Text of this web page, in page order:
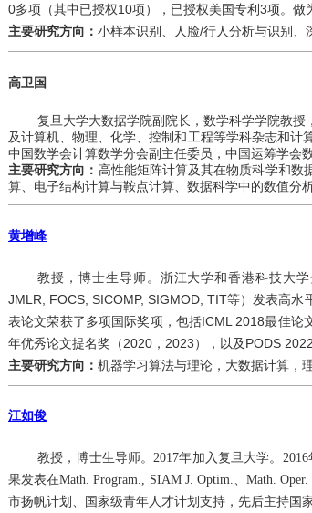
0多项（其中已授权10项），已授权美国专利3项。做
主要研究方向： 小样本识别、人脸/行人分析与识别、
高卫国
复旦大学大数据学院副院长，数学科学学院教
及计算机、物理、化学、控制和工程等学科杂志和计
中国数学会计算数学分会副主任委员，中国运筹学会
主要研究方向： 高性能矩阵计算及其在物质科学和数
算、电子结构计算与鞍点计算、数据科学中的数值分析
黄增峰
教授，博士生导师。浙江大学和香港科技大
JMLR, FOCS, SICOMP, SIGMOD, TIT等）发表高
表论文荣获了多项国际奖项，包括ICML 2018最佳
年优秀论文提名奖（2020，2023），以及PODS 2022
主要研究方向： 机器学习算法与理论，大数据计算，
江如俊
教授，博士生导师。2017年加入复旦大学。
果发表在Math. Program., SIAM J. Optim.、Math.
市扬帆计划、国家级青年人才计划支持，先后主持国